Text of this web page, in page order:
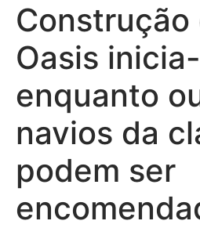
Construção
Oasis
enquanto
navios da
podem ser